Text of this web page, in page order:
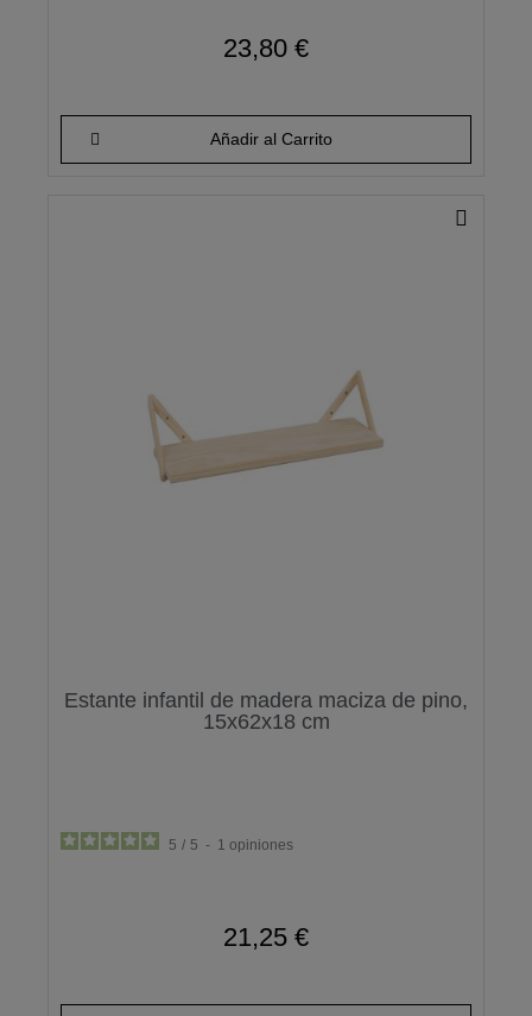
23,80 €
Añadir al Carrito
Estante infantil de madera maciza de pino,
15x62x18 cm
5 / 5 - 1 opiniones
21,25 €